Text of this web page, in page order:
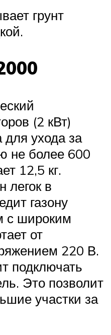
грунт
(2 кВт)
для ухода за
не более 600
12,5 кг.
легок в
газону
с широким
от
220 В.
подключать
Это позволит
участки за